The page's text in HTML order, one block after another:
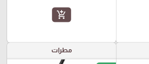
add_shopping_cart
مطرات